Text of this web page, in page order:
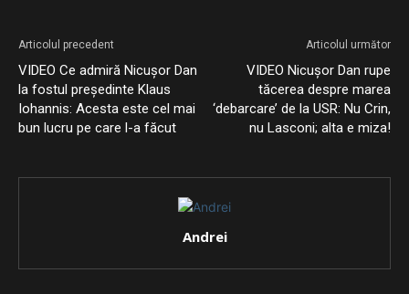
Articolul precedent
VIDEO Ce admiră Nicușor Dan
la fostul președinte Klaus
Iohannis: Acesta este cel mai
bun lucru pe care l-a făcut
Articolul următor
VIDEO Nicușor Dan rupe
tăcerea despre marea
‘debarcare’ de la USR: Nu Crin,
nu Lasconi; alta e miza!
Andrei